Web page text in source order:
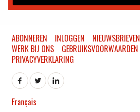
ABONNEREN INLOGGEN NIEUWSBRIEVEN
WERK BIJ ONS
GEBRUIKSVOORWAARDEN
PRIVACYVERKLARING
Français